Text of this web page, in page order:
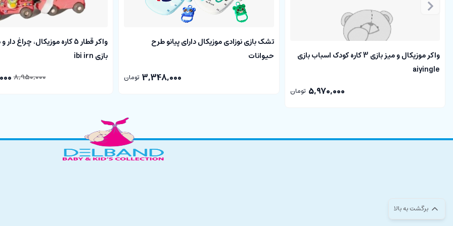
برانگیختن حس کنجکاوی کودک
تقویت بینایی کودک
پرورش خلاقیت کودک
آشنایی با نت های مختلف
با فشردن دکمه های کیبورد پیانو بر روی سفره، نت های مختلف پخش می شود و کودک دلبندتان می تواند موسیقی بنوازد. با فشردن تصویر هر
واکر موزیکال و میز بازی 3 کاره کودک اسباب بازی
aiyingle
5,970,000 تومان
تشک بازی نوزادی موزیکال دارای پیانو طرح
حیوانات
3,348,000 تومان
واکر قطار 5 کاره موزیکال، چراغ
بازی ibi irn
8,950,000
برگشت به بالا